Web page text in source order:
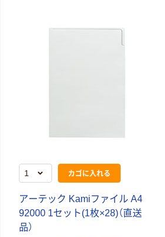
カゴに入れる
アーテック Kamiファイル A4
92000 1セット(1枚×28)（直送
品）